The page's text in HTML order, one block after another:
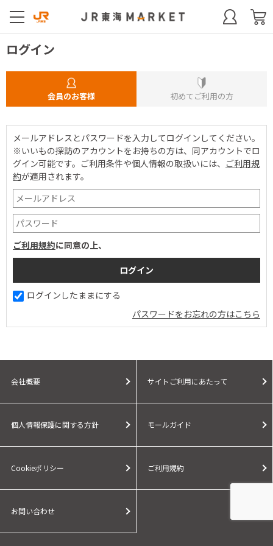
ログイン
会員のお客様 初めてご利用の方
メールアドレスとパスワードを入力してログインしてください。
※いいもの探訪のアカウントをお持ちの方は、同アカウントでロ
グイン可能です。 ご利用条件や個人情報の取扱いには、 ご利用規
約が適用されます。
ご利用規約に同意の上、
ログインしたままにする
パスワードをお忘れの方はこちら
会社概要 サイトご利用にあたって
個人情報保護に関する方針 モールガイド
Cookieポリシー ご利用規約
お問い合わせ